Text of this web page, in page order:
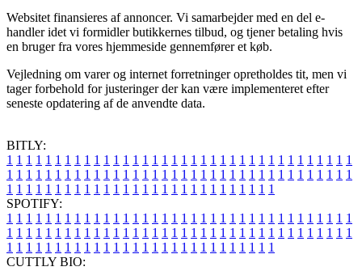
Websitet finansieres af annoncer. Vi samarbejder med en del e-
handler idet vi formidler butikkernes tilbud, og tjener betaling hvis
en bruger fra vores hjemmeside gennemfører et køb.
Vejledning om varer og internet forretninger opretholdes tit, men vi
tager forbehold for justeringer der kan være implementeret efter
seneste opdatering af de anvendte data.
BITLY:
1 1 1 1 1 1 1 1 1 1 1 1 1 1 1 1 1 1 1 1 1 1 1 1 1 1 1 1 1 1 1 1 1 1 1 1
1 1 1 1 1 1 1 1 1 1 1 1 1 1 1 1 1 1 1 1 1 1 1 1 1 1 1 1 1 1 1 1 1 1 1 1
1 1 1 1 1 1 1 1 1 1 1 1 1 1 1 1 1 1 1 1 1 1 1 1 1 1 1 1
SPOTIFY:
1 1 1 1 1 1 1 1 1 1 1 1 1 1 1 1 1 1 1 1 1 1 1 1 1 1 1 1 1 1 1 1 1 1 1 1
1 1 1 1 1 1 1 1 1 1 1 1 1 1 1 1 1 1 1 1 1 1 1 1 1 1 1 1 1 1 1 1 1 1 1 1
1 1 1 1 1 1 1 1 1 1 1 1 1 1 1 1 1 1 1 1 1 1 1 1 1 1 1 1
CUTTLY BIO: